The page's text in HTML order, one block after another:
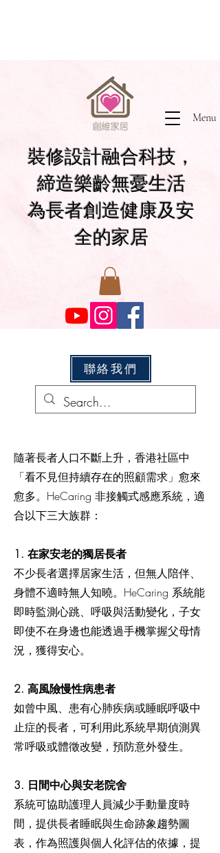
Menu
裝修設計融合科技，
締造樂齡無憂生活
為長者創造健康及安
全的家居
聯絡我們
隨著長者人口不斷上升，香港社區中
「看不見但持續存在的照顧需求」愈來
愈多。HeCaring 非接觸式感應系統， 適
合以下三大族群：
1. 在家安老的獨居長者
不少長者選擇居家生活，但無人陪伴、
身體不適時無人知曉。HeCaring 系統能
即時監測心跳、呼吸與活動變化，子女
即使不在身邊也能透過手機掌握父母情
況，獲得安心。
2. 高風險慢性病患者
如曾中風、患有心肺疾病或睡眠呼吸中
止症的長者，可利用此系統早期偵測異
常呼吸或體徵改變，預防意外發生。
3. 日間中心與安老院舍
系統可協助護理人員減少手動量度時
間，提供長者睡眠與生命跡象趨勢圖
表，作為照護與個人化評估的依據，提